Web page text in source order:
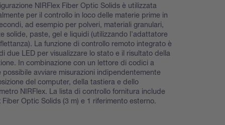
NIRFlex Fiber Optic Solids è utilizzata
per il controllo in loco delle materie prime in
ad esempio per polveri, materiali granulari,
solide, paste, gel e liquidi (utilizzando l'adattatore
La funzione di controllo remoto integrato è
due LED per visualizzare lo stato e il risultato della
In combinazione con un lettore di codici a
possibile avviare misurazioni indipendentemente
del computer, della tastiera e dello
NIRFlex. La lista di controllo fornitura include
Fiber Optic Solids (3 m) e 1 riferimento esterno.